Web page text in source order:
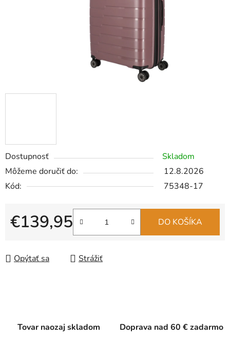
Dostupnosť
Skladom
Môžeme doručiť do:
12.8.2026
Kód:
75348-17
€139,95 DO KOŠÍKA
Opýtať sa Strážiť
Tovar naozaj skladom Doprava nad 60 € zadarmo